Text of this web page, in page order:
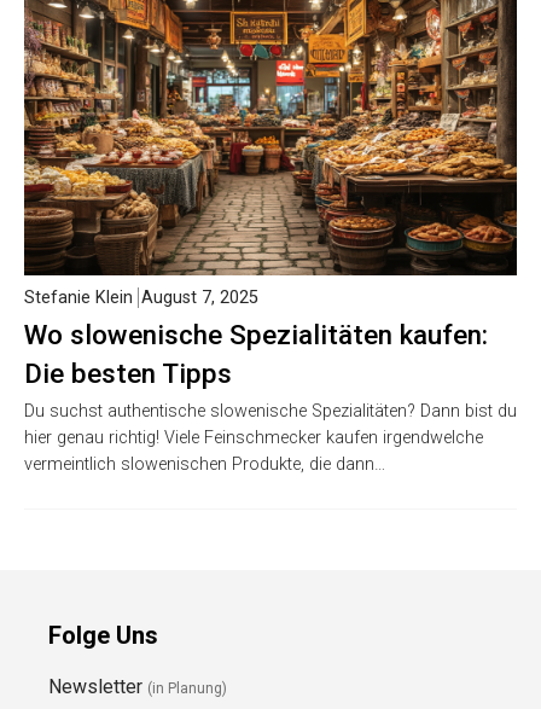
Wo slowenische Spezialitäten kaufen:
Die besten Tipps
Stefanie Klein August 7, 2025
Du suchst authentische slowenische Spezialitäten? Dann bist du
hier genau richtig! Viele Feinschmecker kaufen irgendwelche
vermeintlich slowenischen Produkte, die dann…
Folge Uns
Newsletter (in Planung)